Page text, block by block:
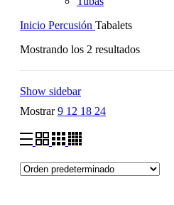
Inicio Percusión Tabalets
Mostrando los 2 resultados
Show sidebar
Mostrar9 12 18 24